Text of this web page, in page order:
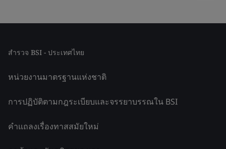
สำรวจ BSI - ประเทศไทย
หน่วยงานมาตรฐานแห่งชาติ
การปฏิบัติตามกฎระเบียบและจรรยาบรรณใน BSI
คำแถลงเรื่องทาสสมัยใหม่